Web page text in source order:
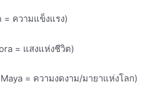
= ความแข็งแรง)
= แสงแห่งชีวิต)
= ความงดงาม/มายาแห่งโลก)